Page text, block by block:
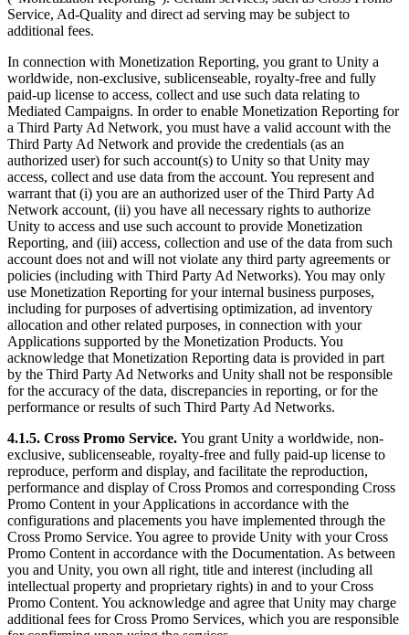
Service, Ad-Quality and direct ad serving may be subject to
additional fees.
In connection with Monetization Reporting, you grant to Unity a
worldwide, non-exclusive, sublicenseable, royalty-free and fully
paid-up license to access, collect and use such data relating to
Mediated Campaigns. In order to enable Monetization Reporting for
a Third Party Ad Network, you must have a valid account with the
Third Party Ad Network and provide the credentials (as an
authorized user) for such account(s) to Unity so that Unity may
access, collect and use data from the account. You represent and
warrant that (i) you are an authorized user of the Third Party Ad
Network account, (ii) you have all necessary rights to authorize
Unity to access and use such account to provide Monetization
Reporting, and (iii) access, collection and use of the data from such
account does not and will not violate any third party agreements or
policies (including with Third Party Ad Networks). You may only
use Monetization Reporting for your internal business purposes,
including for purposes of advertising optimization, ad inventory
allocation and other related purposes, in connection with your
Applications supported by the Monetization Products. You
acknowledge that Monetization Reporting data is provided in part
by the Third Party Ad Networks and Unity shall not be responsible
for the accuracy of the data, discrepancies in reporting, or for the
performance or results of such Third Party Ad Networks.
4.1.5. Cross Promo Service. You grant Unity a worldwide, non-
exclusive, sublicenseable, royalty-free and fully paid-up license to
reproduce, perform and display, and facilitate the reproduction,
performance and display of Cross Promos and corresponding Cross
Promo Content in your Applications in accordance with the
configurations and placements you have implemented through the
Cross Promo Service. You agree to provide Unity with your Cross
Promo Content in accordance with the Documentation. As between
you and Unity, you own all right, title and interest (including all
intellectual property and proprietary rights) in and to your Cross
Promo Content. You acknowledge and agree that Unity may charge
additional fees for Cross Promo Services, which you are responsible